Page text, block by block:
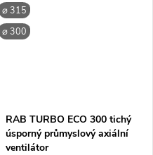
garáží, servisech, skladech,
obchodech, barech a dalších
středně...
⌀ 315
⌀ 300
RAB TURBO ECO 300 tichý
úsporný průmyslový axiální
ventilátor